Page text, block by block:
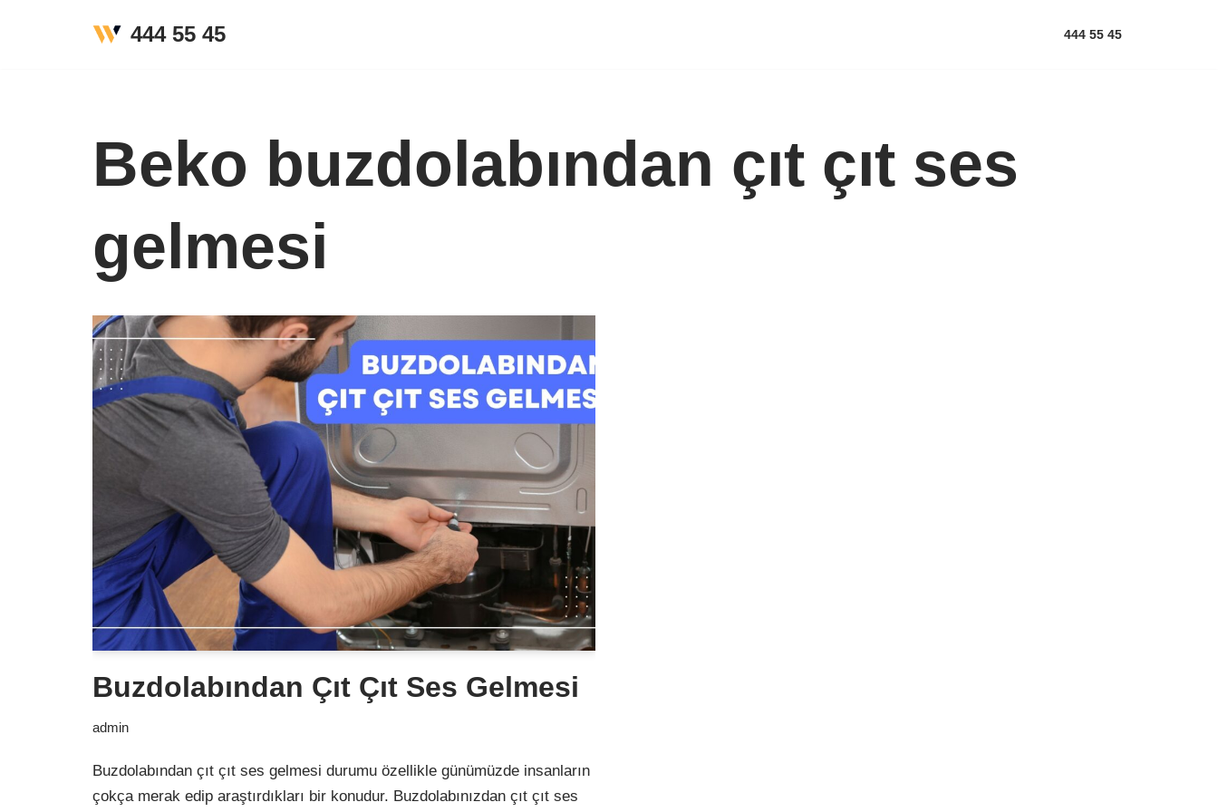
444 55 45 444 55 45
Beko buzdolabından çıt çıt ses
gelmesi
Buzdolabından Çıt Çıt Ses Gelmesi
admin
Buzdolabından çıt çıt ses gelmesi durumu özellikle günümüzde insanların
çokça merak edip araştırdıkları bir konudur. Buzdolabınızdan çıt çıt ses